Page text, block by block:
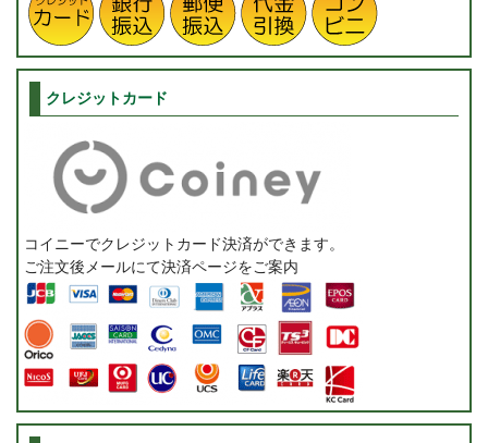
クレジットカード
コイニーでクレジットカード決済ができます。
ご注文後メールにて決済ページをご案内